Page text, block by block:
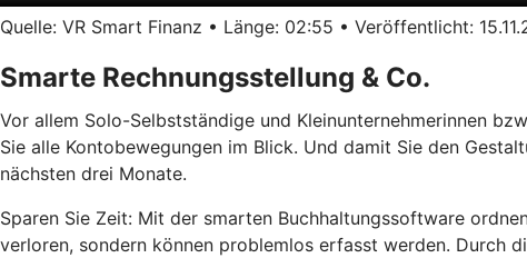
Quelle: VR Smart Finanz • Länge: 02:55 • Veröffentlicht:
Smarte Rechnungsstellung & Co.
Vor allem Solo-Selbstständige und Kleinunternehmerinnen
Sie alle Kontobewegungen im Blick. Und damit Sie den
nächsten drei Monate.
Sparen Sie Zeit: Mit der smarten Buchhaltungssoftware
verloren, sondern können problemlos erfasst werden. Durch